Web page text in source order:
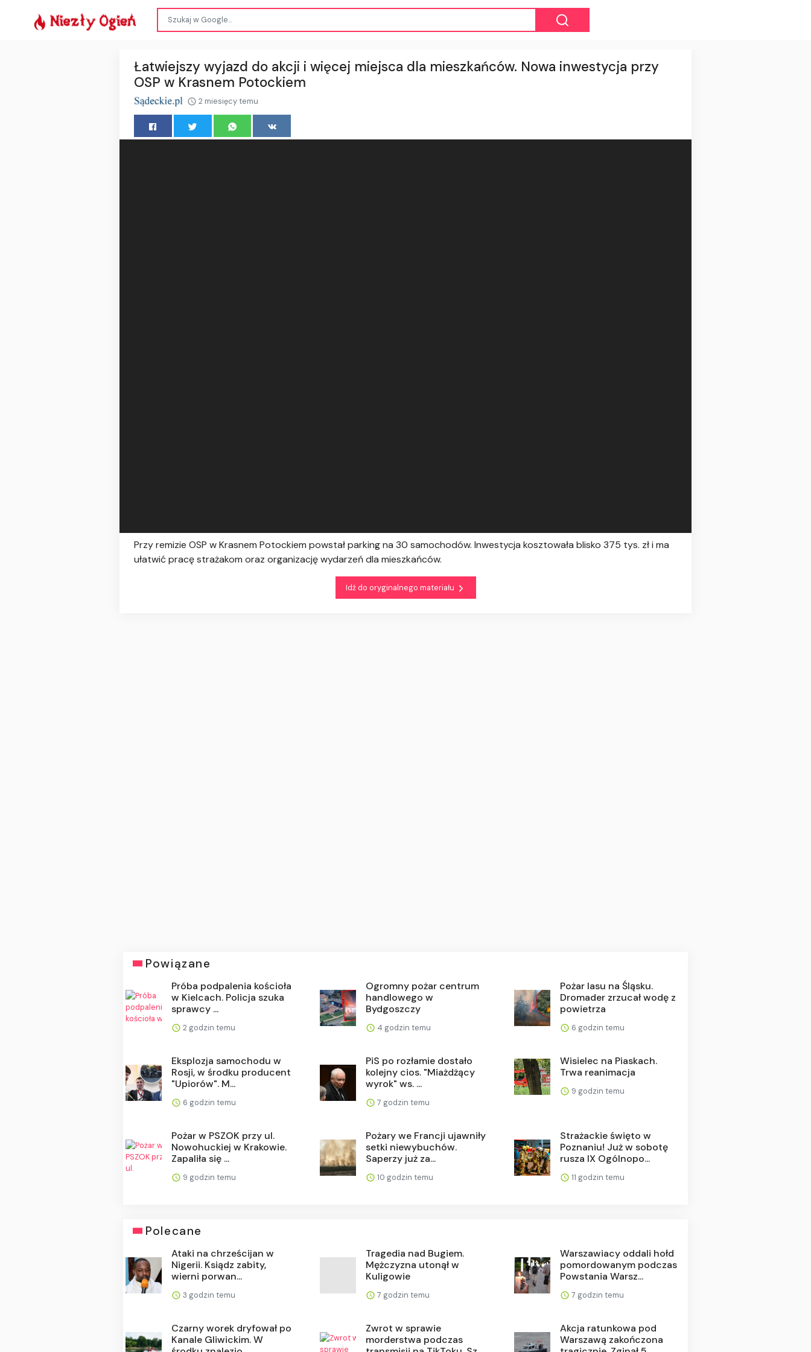
Łatwiejszy wyjazd do akcji i więcej miejsca dla mieszkańców. Nowa inwestycja przy
OSP w Krasnem Potockiem
2 miesięcy temu
Przy remizie OSP w Krasnem Potockiem powstał parking na 30 samochodów. Inwestycja kosztowała blisko 375 tys. zł i ma
ułatwić pracę strażakom oraz organizację wydarzeń dla mieszkańców.
Idź do oryginalnego materiału
Powiązane
Próba podpalenia kościoła
w Kielcach. Policja szuka
sprawcy ...
2 godzin temu
Ogromny pożar centrum
handlowego w
Bydgoszczy
4 godzin temu
Pożar lasu na Śląsku.
Dromader zrzucał wodę z
powietrza
6 godzin temu
Eksplozja samochodu w
Rosji, w środku producent
"Upiorów". M...
6 godzin temu
PiS po rozłamie dostało
kolejny cios. "Miażdżący
wyrok" ws. ...
7 godzin temu
Wisielec na Piaskach.
Trwa reanimacja
9 godzin temu
Pożar w PSZOK przy ul.
Nowohuckiej w Krakowie.
Zapaliła się ...
9 godzin temu
Pożary we Francji ujawniły
setki niewybuchów.
Saperzy już za...
10 godzin temu
Strażackie święto w
Poznaniu! Już w sobotę
rusza IX Ogólnopo...
11 godzin temu
Polecane
Ataki na chrześcijan w
Nigerii. Ksiądz zabity,
wierni porwan...
3 godzin temu
Tragedia nad Bugiem.
Mężczyzna utonął w
Kuligowie
7 godzin temu
Warszawiacy oddali hołd
pomordowanym podczas
Powstania Warsz...
7 godzin temu
Czarny worek dryfował po
Kanale Gliwickim. W
Zwrot w sprawie
morderstwa podczas
Akcja ratunkowa pod
Warszawą zakończona